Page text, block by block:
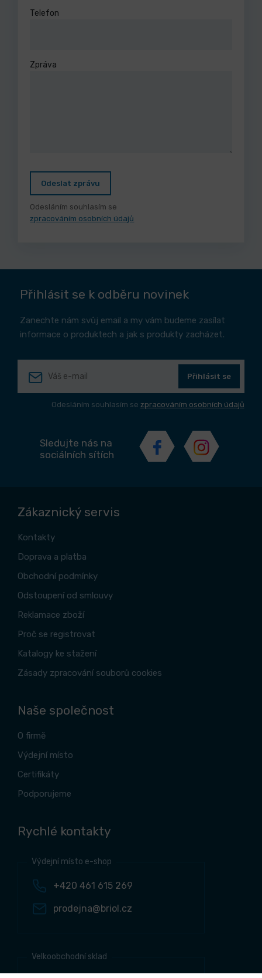
Telefon
Zpráva
Odeslat zprávu
Odesláním souhlasím se
zpracováním osobních údajů
Přihlásit se k odběru novinek
Zanechte nám svůj email a my vám budeme zasílat
informace o produktech a jak s produkty zacházet.
Přihlásit se
Odesláním souhlasím se zpracováním osobních údajů
Sledujte nás na
sociálních sítích
Zákaznický servis
Kontakty
Doprava a platba
Obchodní podmínky
Odstoupení od smlouvy
Reklamace zboží
Proč se registrovat
Katalogy ke stažení
Zásady zpracování souborů cookies
Naše společnost
O firmě
Výdejní místo
Certifikáty
Podporujeme
Rychlé kontakty
Výdejní místo e-shop
+420 461 615 269
prodejna@briol.cz
Velkoobchodní sklad